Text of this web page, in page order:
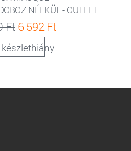
NÉLKÜL - OUTLET
Ft 6 592 Ft
készlethiány